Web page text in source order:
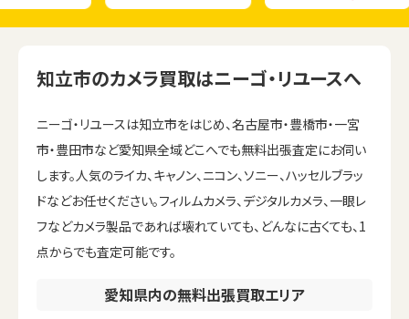
知立市のカメラ買取はニーゴ・リユースへ
ニーゴ・リユースは知立市をはじめ、名古屋市・豊橋市・一宮
市・豊田市など愛知県全域どこへでも無料出張査定にお伺い
します。人気のライカ、キャノン、ニコン、ソニー、ハッセルブラッ
ドなどお任せください。フィルムカメラ、デジタルカメラ、一眼レ
フなどカメラ製品であれば壊れていても、どんなに古くても、1
点からでも査定可能です。
愛知県内の無料出張買取エリア